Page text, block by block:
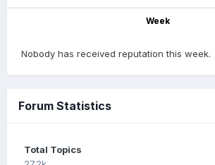
Week
Nobody has received reputation this week.
Forum Statistics
Total Topics